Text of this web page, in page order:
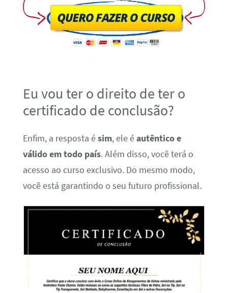
Eu vou ter o direito de ter o
certificado de conclusão?
Enfim, a resposta ésim, ele éautêntico e
válido em todo país. Além disso, você terá o
acesso ao curso exclusivo. Do mesmo modo,
você está garantindo o seu futuro profissional.